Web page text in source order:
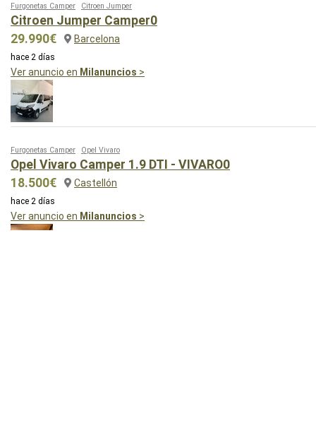
Furgonetas Camper Citroen Jumper
Citroen Jumper Camper0
29.990€
Barcelona
hace 2 días
Ver anuncio en Milanuncios >
Furgonetas Camper Opel Vivaro
Opel Vivaro Camper 1.9 DTI - VIVARO0
18.500€
Castellón
hace 2 días
Ver anuncio en Milanuncios >